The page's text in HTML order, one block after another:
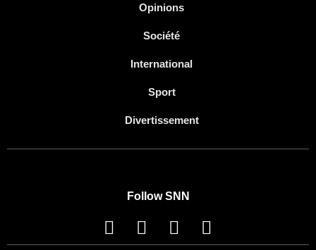
Opinions
Société
International
Sport
Divertissement
Follow SNN